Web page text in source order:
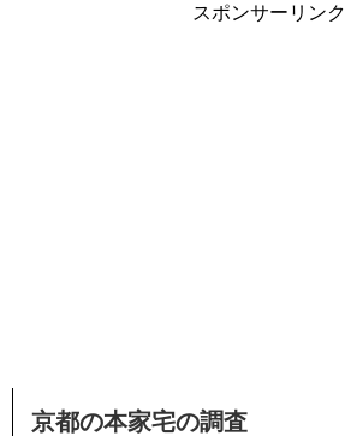
スポンサーリンク
京都の本家宅の調査